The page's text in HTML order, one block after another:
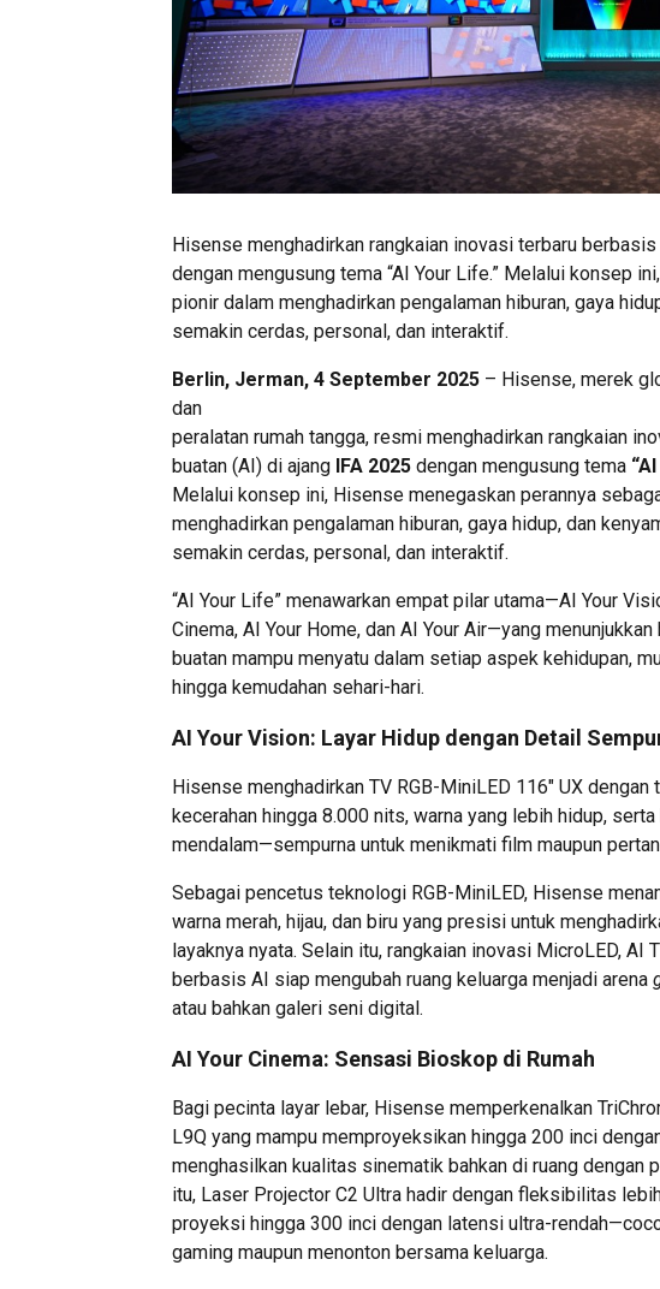
Hisense menghadirkan rangkaian inovasi terbaru
dengan mengusung tema “AI Your Life.” Melalui konsep
pionir dalam menghadirkan pengalaman hiburan, gaya
semakin cerdas, personal, dan interaktif.
Berlin, Jerman, 4 September 2025 – Hisense, merek
dan
peralatan rumah tangga, resmi menghadirkan rangkaian
buatan (AI) di ajang IFA 2025 dengan mengusung tema
Melalui konsep ini, Hisense menegaskan perannya
menghadirkan pengalaman hiburan, gaya hidup, dan
semakin cerdas, personal, dan interaktif.
“AI Your Life” menawarkan empat pilar utama—AI Your
Cinema, AI Your Home, dan AI Your Air—yang
buatan mampu menyatu dalam setiap aspek kehidupan,
hingga kemudahan sehari-hari.
AI Your Vision: Layar Hidup dengan Detail
Hisense menghadirkan TV RGB-MiniLED 116″ UX dengan
kecerahan hingga 8.000 nits, warna yang lebih hidup,
mendalam—sempurna untuk menikmati film maupun
Sebagai pencetus teknologi RGB-MiniLED, Hisense
warna merah, hijau, dan biru yang presisi untuk
layaknya nyata. Selain itu, rangkaian inovasi MicroLED, AI
berbasis AI siap mengubah ruang keluarga menjadi arena
atau bahkan galeri seni digital.
AI Your Cinema: Sensasi Bioskop di Rumah
Bagi pecinta layar lebar, Hisense memperkenalkan
L9Q yang mampu memproyeksikan hingga 200 inci
menghasilkan kualitas sinematik bahkan di ruang dengan
itu, Laser Projector C2 Ultra hadir dengan fleksibilitas
proyeksi hingga 300 inci dengan latensi ultra-
gaming maupun menonton bersama keluarga.